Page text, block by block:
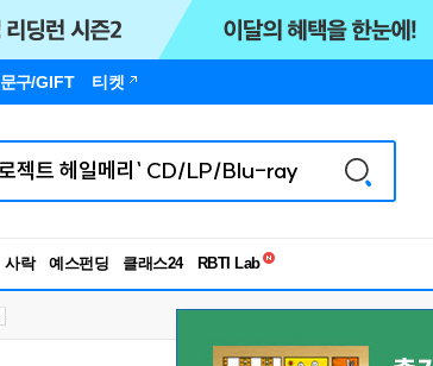
문구/GIFT 티켓
사락 예스펀딩 클래스24
독서유형검사